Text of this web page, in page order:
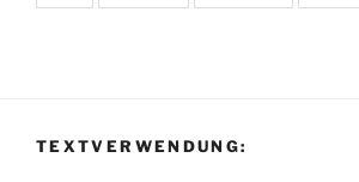
TEXTVERWENDUNG: